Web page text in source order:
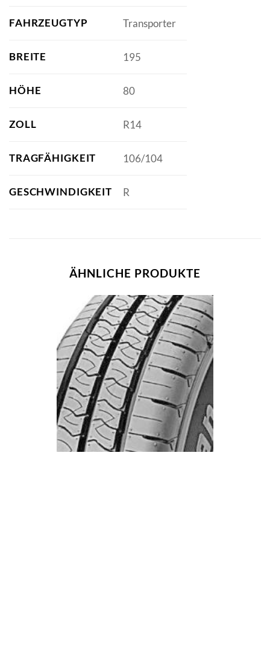
FAHRZEUGTYP Transporter
BREITE 195
HÖHE 80
ZOLL R14
TRAGFÄHIGKEIT 106/104
GESCHWINDIGKEIT R
ÄHNLICHE PRODUKTE